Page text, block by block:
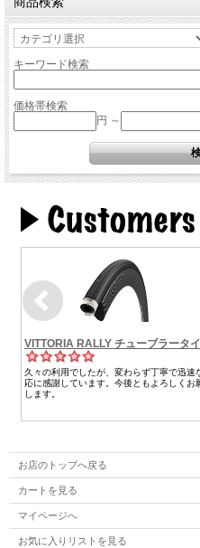
キーワード検索
価格帯検索
円 ～
お店のトップへ戻る
カートを見る
マイページへ
お気に入りリストを見る